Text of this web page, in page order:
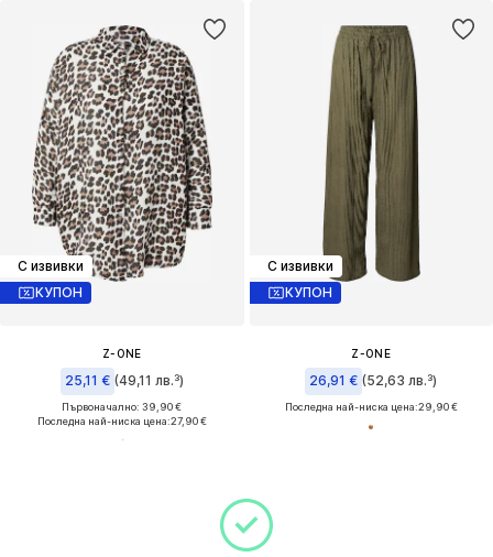
С извивки
КУПОН
Z-ONE
25,11 € (49,11 лв.³)
Първоначално: 39,90 €
Последна най-ниска цена:27,90 €
С извивки
КУПОН
Z-ONE
26,91 € (52,63 лв.³)
Последна най-ниска цена:29,90 €